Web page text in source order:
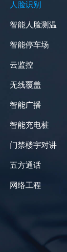
人脸识别
智能人脸测温
智能停车场
云监控
无线覆盖
智能广播
智能充电桩
门禁楼宇对讲
五方通话
网络工程